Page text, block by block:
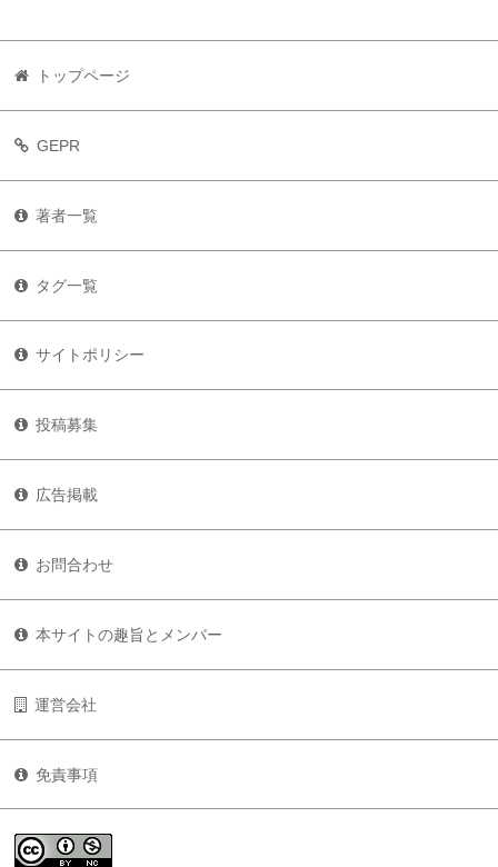
トップページ
GEPR
著者一覧
タグ一覧
サイトポリシー
投稿募集
広告掲載
お問合わせ
本サイトの趣旨とメンバー
運営会社
免責事項